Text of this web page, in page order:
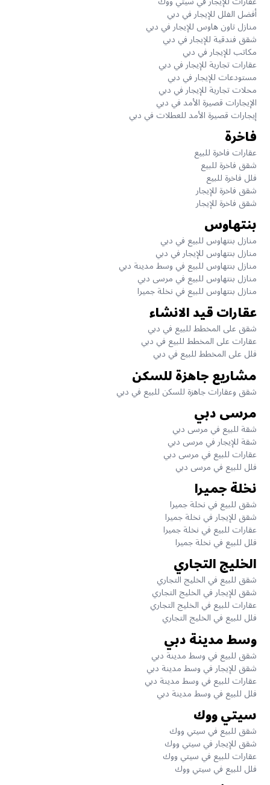
أفضل الفلل للإيجار في دبي
منازل تاون هاوس للإيجار في دبي
شقق فندقية للإيجار في دبي
مكاتب للإيجار في دبي
عقارات تجارية للإيجار في دبي
مستودعات للإيجار في دبي
محلات تجارية للإيجار في دبي
الإيجارات قصيرة الأمد في دبي
إيجارات قصيرة الأمد للعطلات في دبي
فاخرة
عقارات فاخرة للبيع
شقق فاخرة للبيع
فلل فاخرة للبيع
شقق فاخرة للإيجار
شقق فاخرة للإيجار
بنتهاوس
منازل بنتهاوس للبيع في دبي
منازل بنتهاوس للإيجار في دبي
منازل بنتهاوس للبيع في وسط مدينة دبي
منازل بنتهاوس للبيع في مرسى دبي
منازل بنتهاوس للبيع في نخلة جميرا
عقارات قيد الانشاء
شقق على المخطط للبيع في دبي
عقارات على المخطط للبيع في دبي
فلل على المخطط للبيع في دبي
مشاريع جاهزة للسكن
شقق وعقارات جاهزة للسكن للبيع في دبي
مرسى دبي
شقة للبيع في مرسى دبي
شقة للإيجار في مرسى دبي
عقارات للبيع في مرسى دبي
فلل للبيع في مرسى دبي
نخلة جميرا
شقق للبيع في نخلة جميرا
شقق للإيجار في نخلة جميرا
عقارات للبيع في نخلة جميرا
فلل للبيع في نخلة جميرا
الخليج التجاري
شقق للبيع في الخليج التجاري
شقق للإيجار في الخليج التجاري
عقارات للبيع في الخليج التجاري
فلل للبيع في الخليج التجاري
وسط مدينة دبي
شقق للبيع في وسط مدينة دبي
شقق للإيجار في وسط مدينة دبي
عقارات للبيع في وسط مدينة دبي
فلل للبيع في وسط مدينة دبي
سيتي ووك
شقق للبيع في سيتي ووك
شقق للإيجار في سيتي ووك
عقارات للبيع في سيتي ووك
فلل للبيع في سيتي ووك